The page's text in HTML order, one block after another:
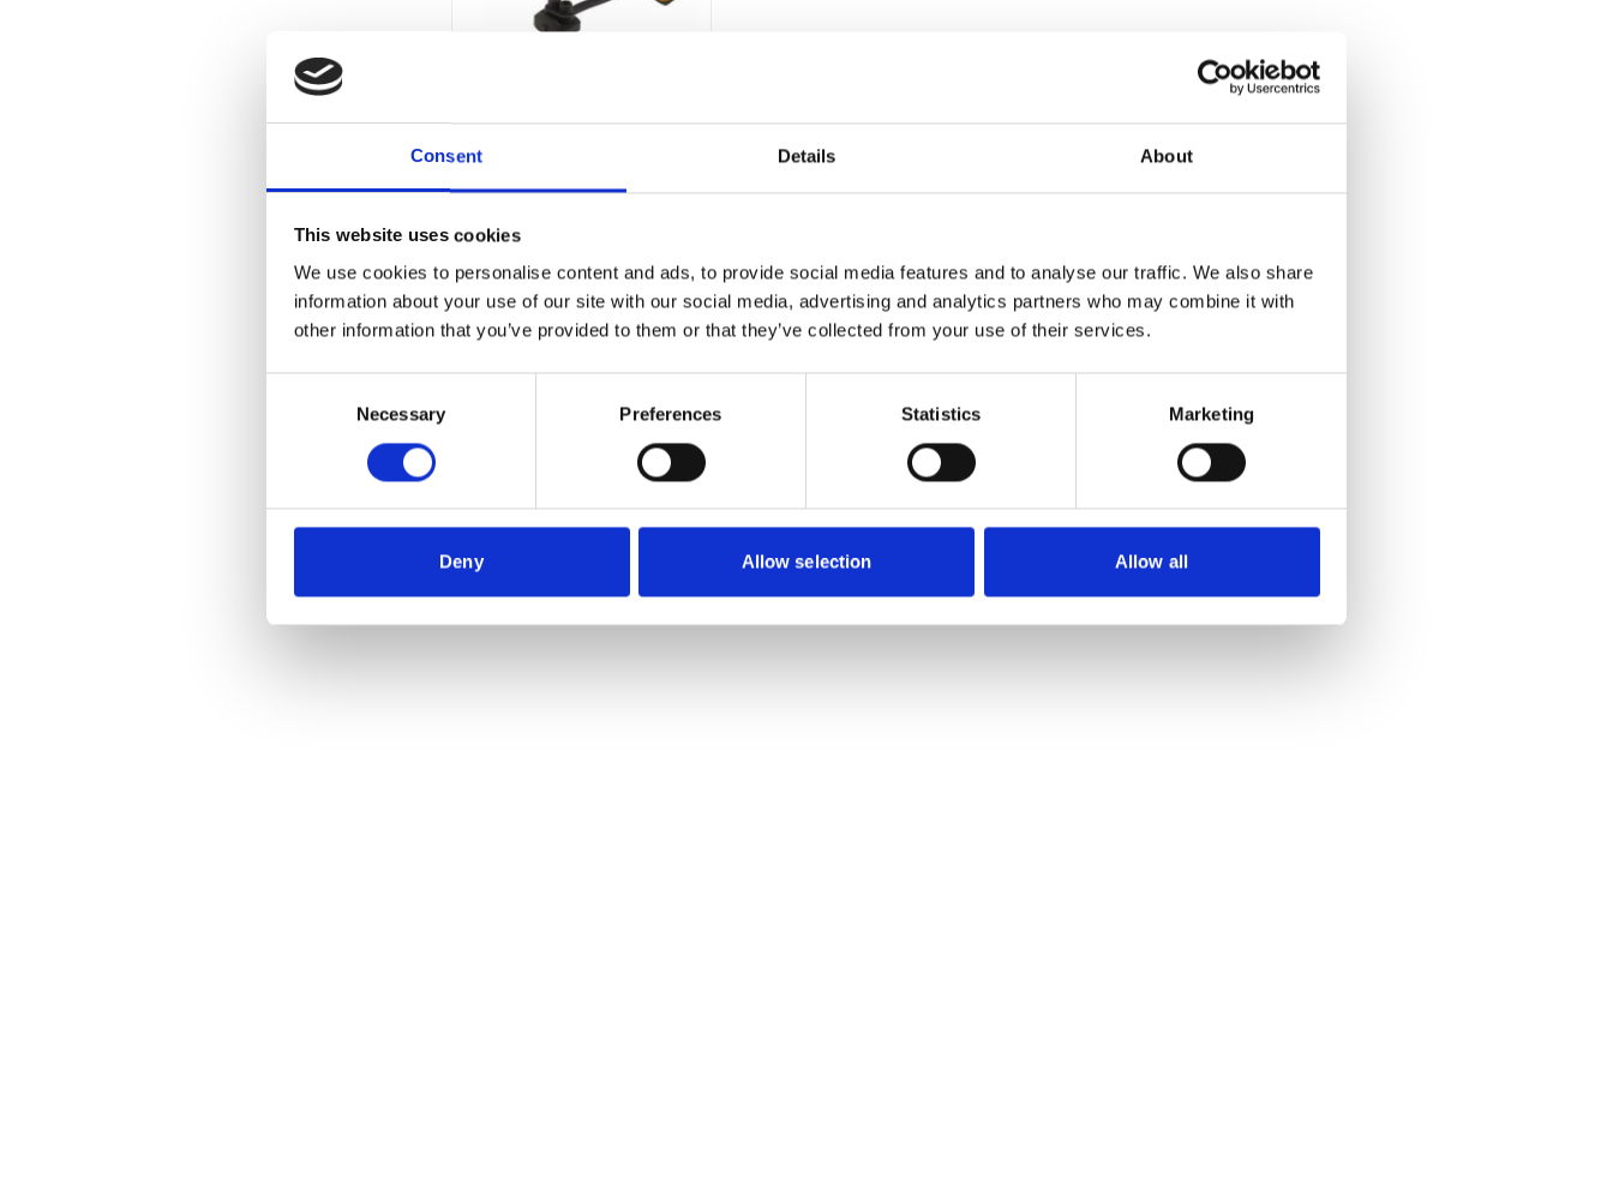
Consent Details About
This website uses cookies
We use cookies to personalise content and ads, to provide social media features and to analyse our traffic. We also share
information about your use of our site with our social media, advertising and analytics partners who may combine it with
other information that you’ve provided to them or that they’ve collected from your use of their services.
Necessary Preferences Statistics Marketing
Deny Allow selection Allow all
Anslutningskabel
107SEK